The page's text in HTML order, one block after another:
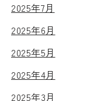
2025年7月
2025年6月
2025年5月
2025年4月
2025年3月